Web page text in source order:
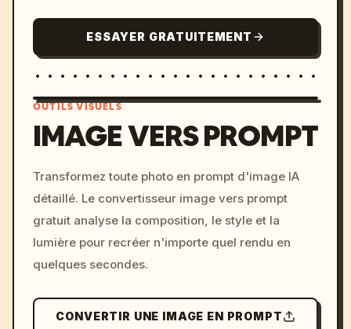
ESSAYER GRATUITEMENT
c, cyberpunk sunset, neon
colors, 8k --v 6.0
OUTILS VISUELS
IMAGE VERS PROMPT
Transformez toute photo en prompt d'image IA
détaillé. Le convertisseur image vers prompt
gratuit analyse la composition, le style et la
lumière pour recréer n'importe quel rendu en
quelques secondes.
CONVERTIR UNE IMAGE EN PROMPT